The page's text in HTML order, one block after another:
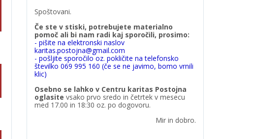
Spoštovani.
Če ste v stiski, potrebujete materialno
pomoč ali bi nam radi kaj sporočili, prosimo:
- pišite na elektronski naslov
karitas.postojna@gmail.com
- pošljite sporočilo oz. pokličite na telefonsko
številko 069 995 160 (če se ne javimo, bomo vrnili
klic)
Osebno se lahko v Centru karitas Postojna
oglasite vsako prvo sredo in četrtek v mesecu
med 17.00 in 18:30 oz. po dogovoru.
Mir in dobro.